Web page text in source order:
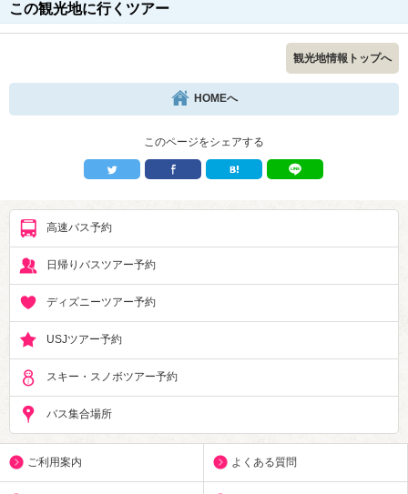
この観光地に行くツアー
観光地情報トップへ
HOMEへ
このページをシェアする
高速バス予約
日帰りバスツアー予約
ディズニーツアー予約
USJツアー予約
スキー・スノボツアー予約
バス集合場所
ご利用案内 よくある質問